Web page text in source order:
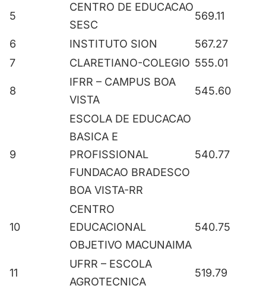
5
CENTRO DE EDUCACAO
SESC
569.11
6 INSTITUTO SION
567.27
7
CLARETIANO-COLEGIO 555.01
8
IFRR – CAMPUS BOA
VISTA
545.60
9
ESCOLA DE EDUCACAO
BASICA E
PROFISSIONAL
FUNDACAO BRADESCO
BOA VISTA-RR
540.77
10
CENTRO
EDUCACIONAL
OBJETIVO MACUNAIMA
540.75
11
UFRR – ESCOLA
AGROTECNICA
519.79